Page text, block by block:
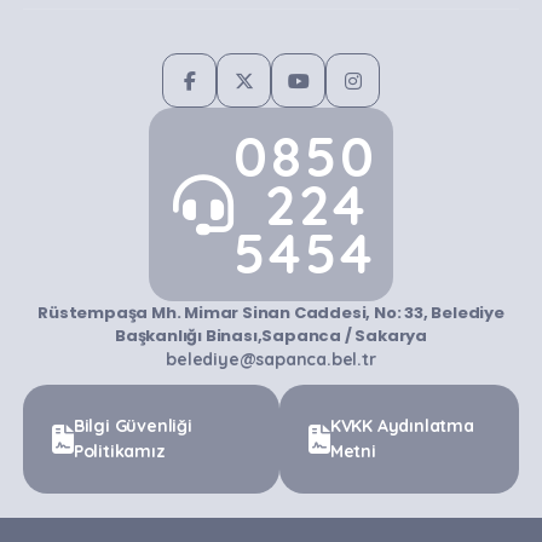
0850
224
5454
Rüstempaşa Mh. Mimar Sinan Caddesi, No: 33, Belediye
Başkanlığı Binası,Sapanca / Sakarya
belediye@sapanca.bel.tr
Bilgi Güvenliği
Politikamız
KVKK Aydınlatma
Metni